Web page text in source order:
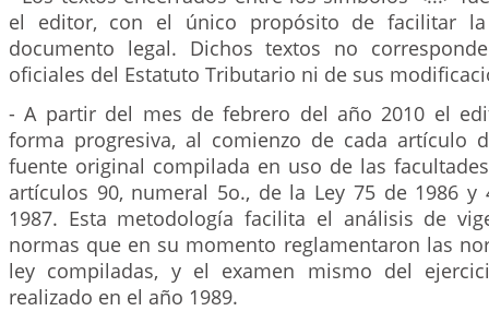
el editor, con el único propósito de facilitar
documento legal. Dichos textos no
oficiales del Estatuto Tributario ni de sus
- A partir del mes de febrero del año 2010 el
forma progresiva, al comienzo de cada artículo
fuente original compilada en uso de las
artículos 90, numeral 5o., de la Ley 75 de 1986 y
1987. Esta metodología facilita el análisis de
normas que en su momento reglamentaron las
ley compiladas, y el examen mismo del
realizado en el año 1989.